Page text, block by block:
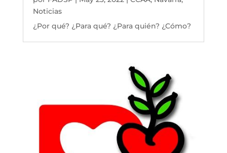
Noticias
¿Por qué? ¿Para qué? ¿Para quién? ¿Cómo?